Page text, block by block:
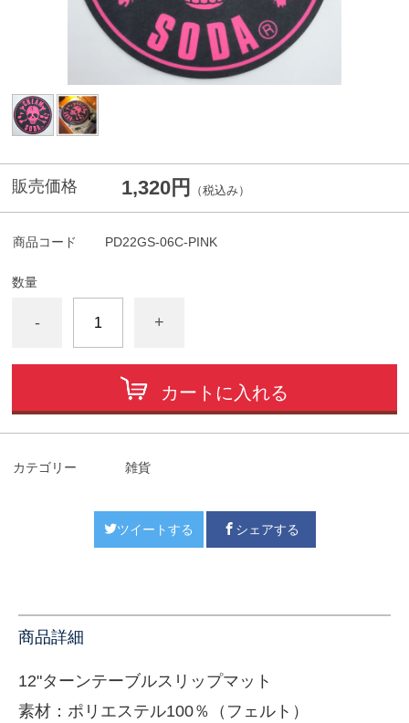
販売価格 1,320円 （税込み）
商品コード PD22GS-06C-PINK
数量
- +
カートに入れる
カテゴリー 雑貨
ツイートする シェアする
商品詳細
12"ターンテーブルスリップマット
素材： ポリエステル100％（フェルト）